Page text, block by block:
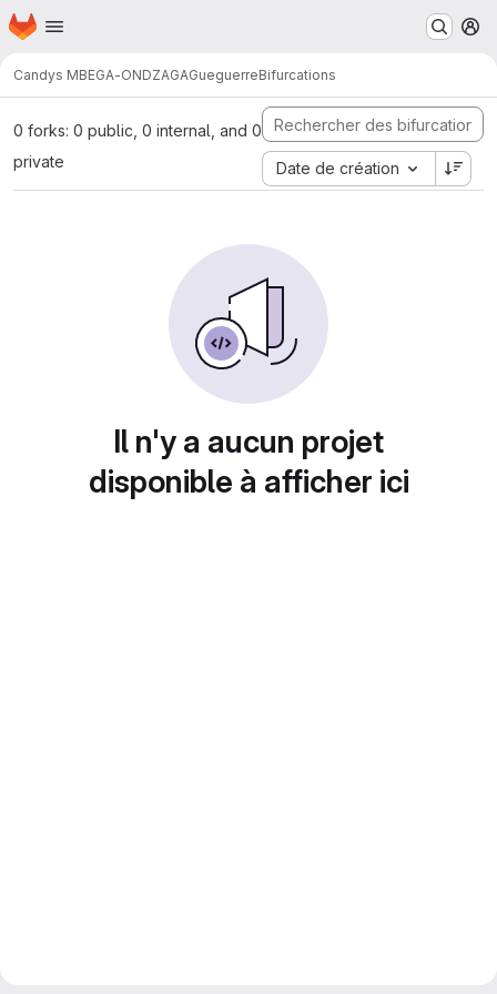
Passer au contenu principal
Page d'accueil
Candys MBEGA-ONDZAGAGueguerreBifurcations
0 forks: 0 public, 0 internal, and 0
private
Date de création
Il n'y a aucun projet
disponible à afficher ici